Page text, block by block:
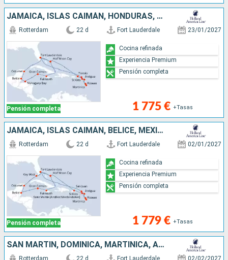
JAMAICA, ISLAS CAIMÁN, HONDURAS, BELICE, MÉXICO, ESTADOS UNIDOS, SAN MARTÍN, ANTIGUA Y BARBUDA, DOMINICA, MARTINICA, TÓRTOLA, BAHAMAS
Pensión completa
Rotterdam 22 d Fort Lauderdale 23/01/2027
1 775 € +Tasas
Cocina refinada
Experiencia Premium
Pensión completa
JAMAICA, ISLAS CAIMÁN, BELICE, MÉXICO, ESTADOS UNIDOS, SAN MARTÍN, DOMINICA, MARTINICA, ANTIGUA Y BARBUDA, PORTO RICO, BAHAMAS
Pensión completa
Rotterdam 22 d Fort Lauderdale 02/01/2027
1 779 € +Tasas
Cocina refinada
Experiencia Premium
Pensión completa
SAN MARTÍN, DOMINICA, MARTINICA, ANTIGUA Y BARBUDA, TÓRTOLA, BAHAMAS, ESTADOS UNIDOS, ISLAS CAIMÁN, JAMAICA, HONDURAS, BELICE, MÉXICO